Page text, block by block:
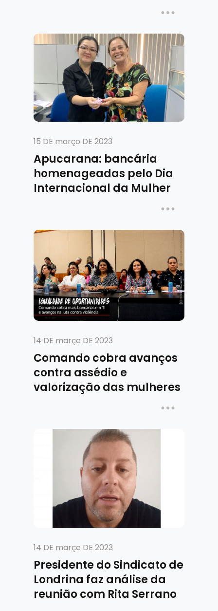
15 DE março DE 2023
Apucarana: bancária
homenageadas pelo Dia
Internacional da Mulher
14 DE março DE 2023
Comando cobra avanços
contra assédio e
valorização das mulheres
14 DE março DE 2023
Presidente do Sindicato de
Londrina faz análise da
reunião com Rita Serrano